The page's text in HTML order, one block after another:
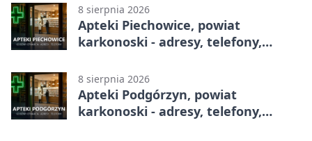
8 sierpnia 2026
Apteki Piechowice, powiat
karkonoski - adresy, telefony,
8 sierpnia 2026
Apteki Podgórzyn, powiat
karkonoski - adresy, telefony,